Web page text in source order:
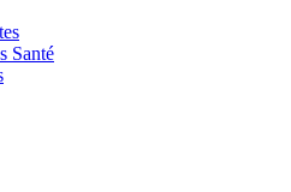
Santé